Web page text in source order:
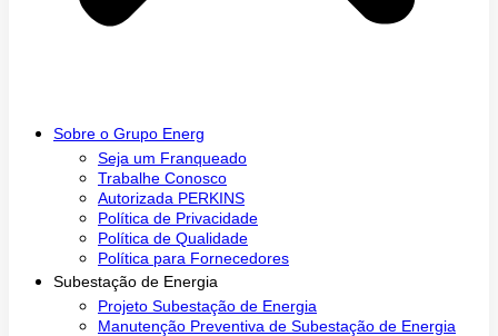
Sobre o Grupo Energ
Seja um Franqueado
Trabalhe Conosco
Autorizada PERKINS
Política de Privacidade
Política de Qualidade
Política para Fornecedores
Subestação de Energia
Projeto Subestação de Energia
Manutenção Preventiva de Subestação de Energia